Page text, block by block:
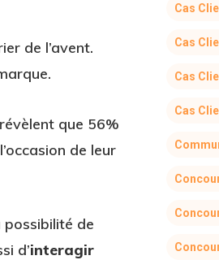
de l’avent.
que 56%
de leur
possibilité de
d’interagir
Cas
Cas
Cas
Cas